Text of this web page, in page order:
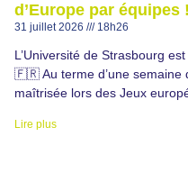
d’Europe par équipes !
31 juillet 2026 18h26
L’Université de Strasbourg
🇫🇷 Au terme d’une semaine
maîtrisée lors des Jeux
Lire plus